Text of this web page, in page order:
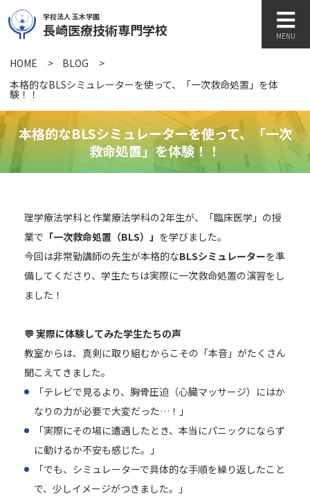
学校法人 玉木学園
長崎医療技術専門学校 MENU
本格的なBLSシミュレーターを使って、「一次
救命処置」を体験！！
HOME > BLOG
>
本格的なBLSシミュレーターを使って、「一次救命処置」を体
験！！
理学療法学科と作業療法学科の2年生が、「臨床医学」の授
業で 「一次救命処置（BLS）」 を学びました。
今回は非常勤講師の先生が本格的なBLSシミュレーターを準
備してくださり、学生たちは実際に一次救命処置の演習をし
ました！
💬 実際に体験してみた学生たちの声
教室からは、真剣に取り組むからこその「本音」がたくさん
聞こえてきました。
「テレビで見るより、胸骨圧迫（心臓マッサージ）にはか
なりの力が必要で大変だった…！」
「実際にその場に遭遇したとき、本当にパニックにならず
に動けるか不安も感じた。」
「でも、シミュレーターで具体的な手順を繰り返したこと
で、少しイメージがつきました。」
学校紹介
学科紹介
訪問者別
各種書類